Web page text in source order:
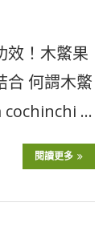
效！木鱉果
合 何謂木鱉
cochinchi …
閱讀更多